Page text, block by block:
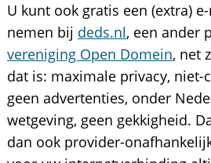
U kunt ook gratis een (extra)
nemen bij deds.nl, een ander
vereniging Open Domein, net
dat is: maximale privacy, niet-
geen advertenties, onder
wetgeving, geen gekkigheid.
dan ook provider-